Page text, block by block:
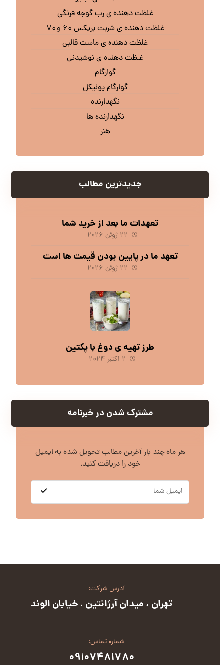
غلظت دهنده ی رب گوجه فرنگی
غلظت دهنده ی شربت بریکس ۶۰ و ۷۰
غلظت دهنده ی ماست قالبی
غلظت دهنده ی نوشیدنی
گوارگام
گوارگام یونیکل
نگهدارنده
نگهدارنده ها
هنر
جدیدترین مطالب
تعهدات ما بعد از خرید شما
۲۲ ژوئن ۲۰۲۶
تعهد ما در پایین بودن قیمت ها است
۲۲ ژوئن ۲۰۲۶
طرز تهیه ی دوغ با پکتین
۲ اکتبر ۲۰۲۴
مشترک شدن در خبرنامه
هر ماه چند بار آخرین مطالب تحویل شده به ایمیل
خود را دریافت کنید.
آدرس شرکت:
تهران ، میدان آرژانتین ، خیابان الوند
شماره تماس:
۰۹۱۰۷۴۸۱۷۸۰